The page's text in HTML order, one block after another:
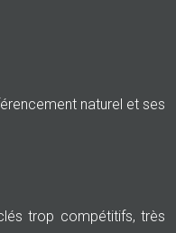
naturel et ses
trop compétitifs, très